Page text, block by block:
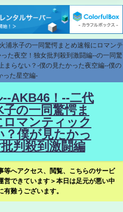
浦氷子の一同驚愕まとめ速報にロマンテ
た夜空！独女批判殺到激闘編--の一同驚
まらない？-僕の見たかった夜空編--僕の
った星空編-
AKB46！--二代
子の一同驚愕ま
ロマンティック
？僕が見たかっ
判殺到激闘編
等へアクセス、閲覧、こちらのサービ
営できています＞本日は足元が悪い中
有難うございます。